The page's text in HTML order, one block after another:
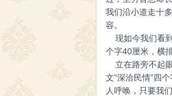
我们沿小道走十
容。
现如今我们看到
个字40厘米，横
立在路旁不起
文“深洽民情”四
人呼唤，只要我